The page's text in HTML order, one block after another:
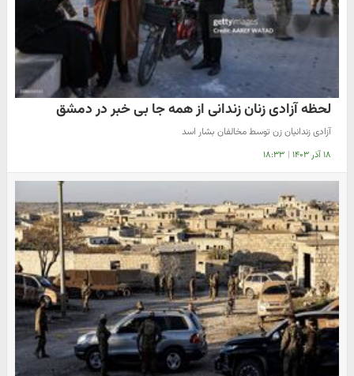
لحظه آزادی زنان زندانی از همه جا بی خبر در دمشق
آزادی زندانیان زن توسط مخالفان بشار اسد
۱۸ آذر ۱۴۰۳ | ۱۸:۳۳